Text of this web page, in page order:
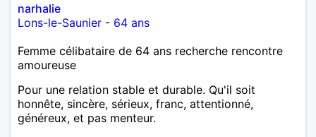
narhalie
Lons-le-Saunier - 64 ans
Femme célibataire de 64 ans recherche rencontre
amoureuse
Pour une relation stable et durable. Qu'il soit
honnête, sincère, sérieux, franc, attentionné,
généreux, et pas menteur.